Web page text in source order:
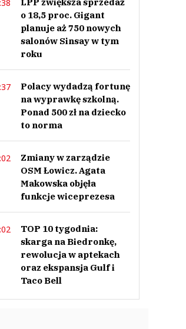
o 18,5 proc. Gigant
planuje aż 750 nowych
salonów Sinsay w tym
roku
Polacy wydadzą fortunę
na wyprawkę szkolną.
Ponad 500 zł na dziecko
to norma
Zmiany w zarządzie
OSM Łowicz. Agata
Makowska objęła
funkcje wiceprezesa
TOP 10 tygodnia:
skarga na Biedronkę,
rewolucja w aptekach
oraz ekspansja Gulf i
Taco Bell